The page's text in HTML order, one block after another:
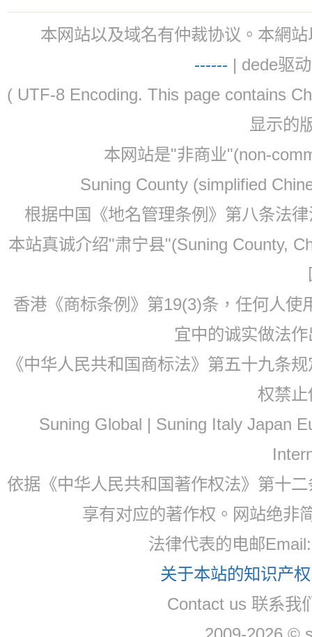
本网站以及域名有仲裁协议。本網
------ | dede驱
( UTF-8 Encoding. This page contains
显示的
本网站是"非商业"(non-
Suning County (simplified
根据中国《地名管理条例》第八条法
本站真诚介绍"肃宁县"(Suning County,
香港《商标条例》第19(3)条，任何人
宜中的诚实做法
《中华人民共和国商标法》第五十九条
权禁
Suning Global | Suning Italy Japan
依据《中华人民共和国著作权法》第十
享有对应的著作权。网站绝非
法律代表的电邮
关于本站的知识产
Contact us 联系我